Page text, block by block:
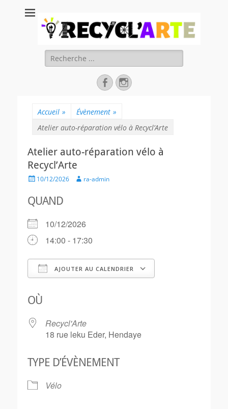
Recycl'Arte, faire
soi-même et
réduire les
déchets
Rechercher :
FacebookInstagram
Accueil » Évènement »
Atelier auto-réparation vélo à Recycl’Arte
Atelier auto-réparation vélo à
Recycl’Arte
Posted10/12/2026 Authorra-admin
QUAND
10/12/2026
14:00 - 17:30
AJOUTER AU CALENDRIER
OÙ
Recycl'Arte
18 rue leku Eder, Hendaye
TYPE D’ÉVÈNEMENT
Vélo